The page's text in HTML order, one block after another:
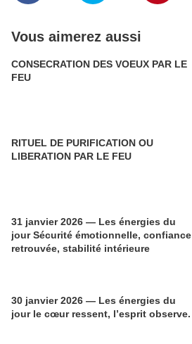
Vous aimerez aussi
CONSECRATION DES VOEUX PAR LE
FEU
RITUEL DE PURIFICATION OU
LIBERATION PAR LE FEU
31 janvier 2026 — Les énergies du
jour Sécurité émotionnelle, confiance
retrouvée, stabilité intérieure
30 janvier 2026 — Les énergies du
jour le cœur ressent, l’esprit observe.